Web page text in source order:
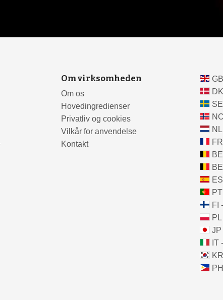
Om virksomheden
Om os
Hovedingredienser
Privatliv og cookies
Vilkår for anvendelse
Kontakt
FI
JP
IT